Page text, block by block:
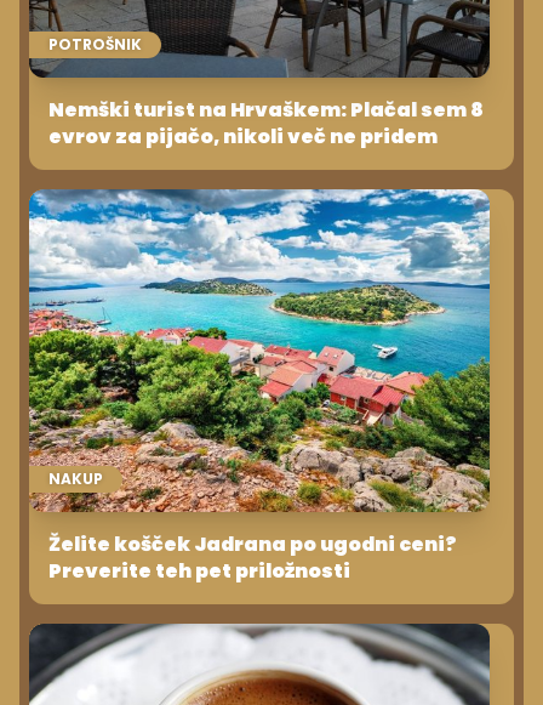
POTROŠNIK
Nemški turist na Hrvaškem: Plačal sem 8
evrov za pijačo, nikoli več ne pridem
NAKUP
Želite košček Jadrana po ugodni ceni?
Preverite teh pet priložnosti